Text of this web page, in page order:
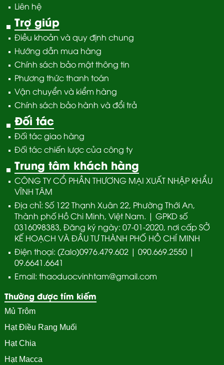
Liên hệ
Trợ giúp
Điều khoản và quy định chung
Hướng dẫn mua hàng
Chính sách bảo mật thông tin
Phương thức thanh toán
Vận chuyển và kiểm hàng
Chính sách bảo hành và đổi trả
Đối tác
Đối tác giao hàng
Đối tác chiến lược của công ty
Trung tâm khách hàng
CÔNG TY CỔ PHẦN THƯƠNG MẠI XUẤT NHẬP KHẨU
VĨNH TÂM
Địa chỉ: Số 122 Thạnh Xuân 22, Phường Thới An,
Thành phố Hồ Chi Minh, Việt Nam. | GPKD số
0316098383, Đăng ký ngày: 07-01-2020, nơi cấp SỞ
KẾ HOẠCH VÀ ĐẦU TƯ THÀNH PHỐ HỒ CHÍ MINH
Điện thoại: (Zalo)0976.479.602 | 090.669.2550 |
09.6641.6641
Email: thaoduocvinhtam@gmail.com
Thường được tím kiếm
Mủ Trôm
Hạt Điều Rang Muối
Hạt Chia
Hạt Macca